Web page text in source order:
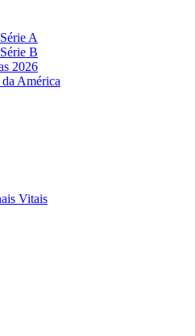
A
B
2026
América
Vitais